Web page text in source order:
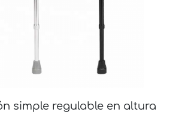
simple regulable en altura